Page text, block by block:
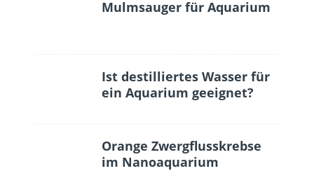
Mulmsauger für Aquarium
Ist destilliertes Wasser für
ein Aquarium geeignet?
Orange Zwergflusskrebse
im Nanoaquarium